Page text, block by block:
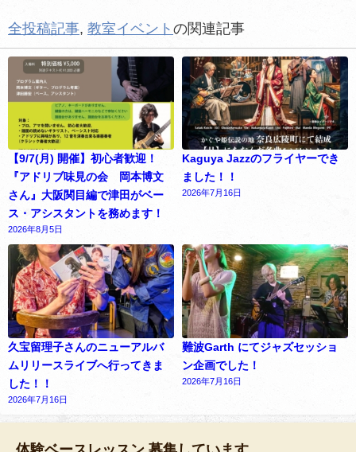
全投稿記事 教室イベント の関連記事
【9/7(月) 開催】初心者歓迎！
『アドリブ味見の会 岡本博文
さん』大阪関目編で津田がベー
ス・アシスタントを務めます！
2026年8月5日
Kaguya Jazzのフライヤーでき
ました！！
2026年7月16日
久宝留理子さんのニューアルバ
ムリリースライブへ行ってきま
した！！
2026年7月16日
難波Garth にてジャズセッショ
ン企画でした！
2026年7月16日